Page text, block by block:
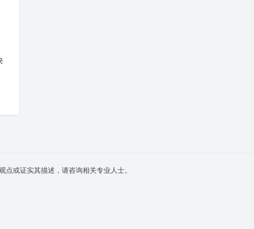
或证实其描述，请咨询相关专业人士。